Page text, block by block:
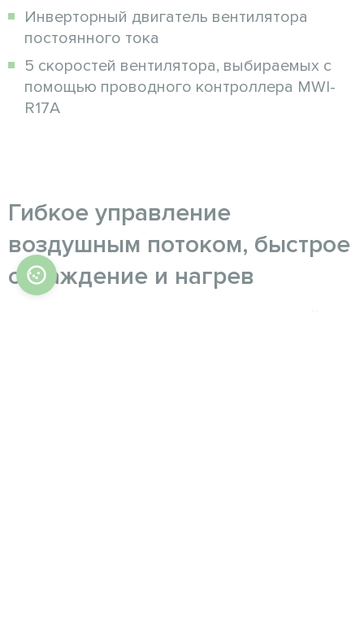
Инверторный двигатель вентилятора
постоянного тока
5 скоростей вентилятора, выбираемых с
помощью проводного контроллера MWI-
R17A
Гибкое управление
воздушным потоком, быстрое
охлаждение и нагрев
В режиме обогрева и охлаждения устройство